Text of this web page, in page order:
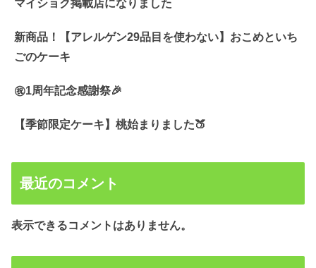
マイショク掲載店になりました
新商品！【アレルゲン29品目を使わない】おこめといち
ごのケーキ
㊗️1周年記念感謝祭🎉
【季節限定ケーキ】桃始まりました🍑
最近のコメント
表示できるコメントはありません。